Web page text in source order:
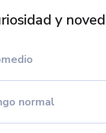
y
normal